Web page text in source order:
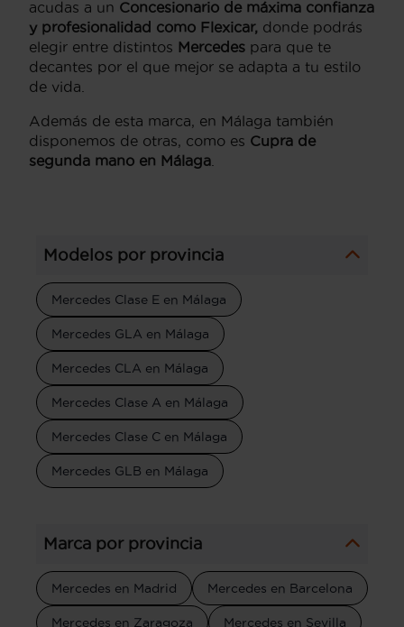
acudas a un Concesionario de máxima confianza
y profesionalidad como Flexicar, donde podrás
elegir entre distintos Mercedes para que te
decantes por el que mejor se adapta a tu estilo
de vida.
Además de esta marca, en Málaga también
disponemos de otras, como es Cupra de
segunda mano en Málaga
Modelos por provincia
Mercedes Clase E en Málaga
Mercedes GLA en Málaga
Mercedes CLA en Málaga
Mercedes Clase A en Málaga
Mercedes Clase C en Málaga
Mercedes GLB en Málaga
Marca por provincia
Mercedes en Madrid Mercedes en Barcelona
Mercedes en Zaragoza Mercedes en Sevilla